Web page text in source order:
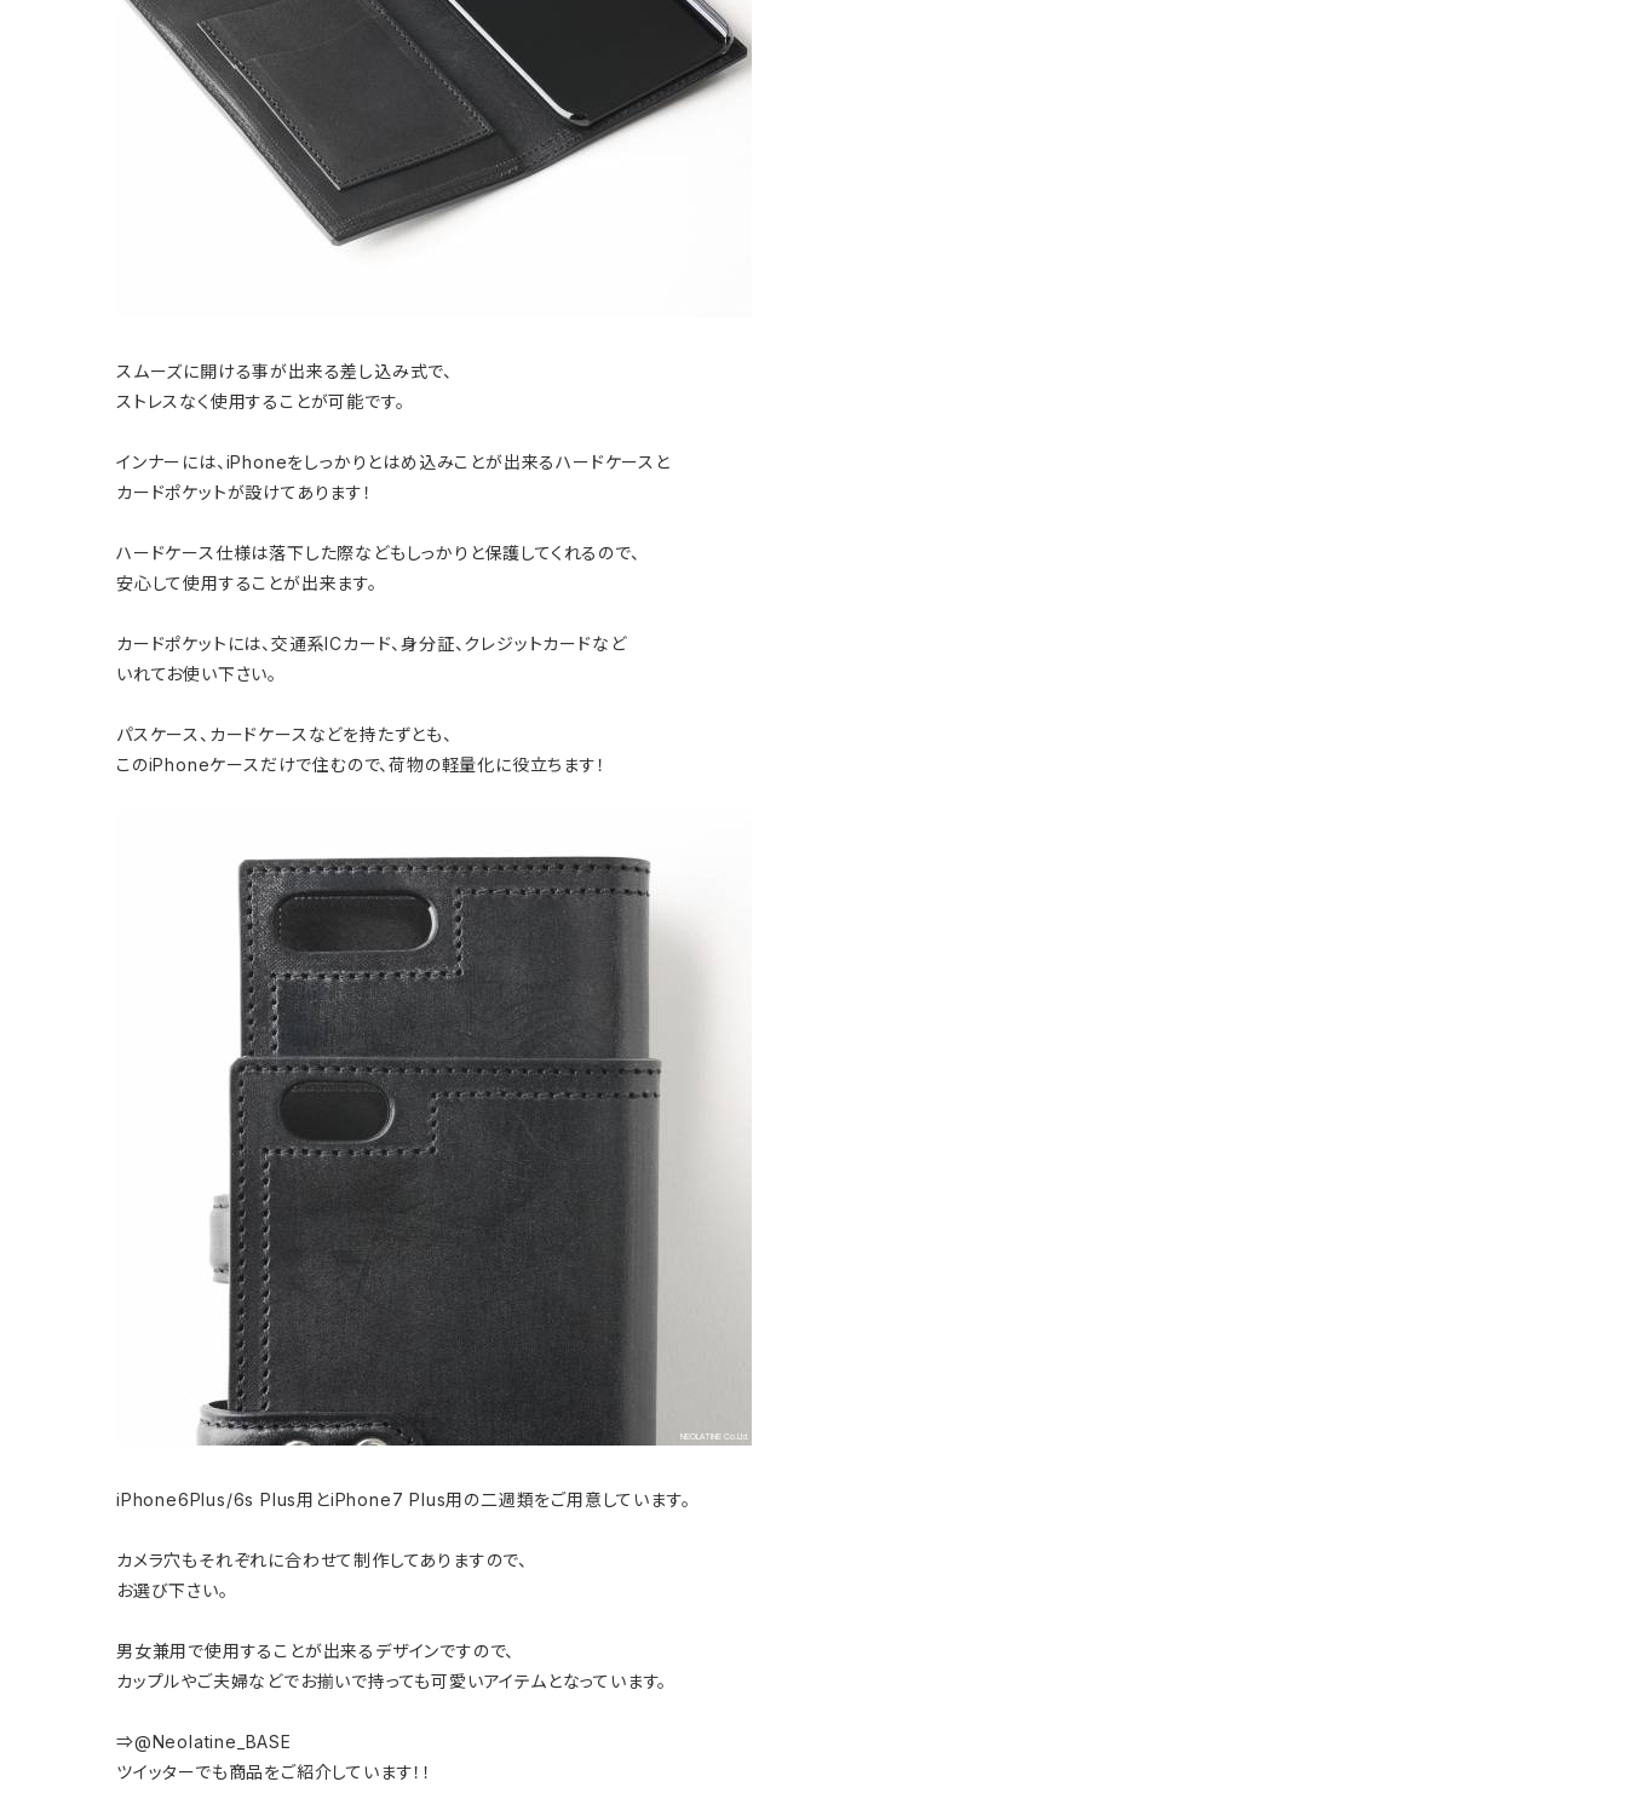
スムーズに開ける事が出来る差し込み式で、
ストレスなく使用することが可能です。
インナーには、iPhoneをしっかりとはめ込みことが出来るハードケースと
カードポケットが設けてあります！
ハードケース仕様は落下した際などもしっかりと保護してくれるので、
安心して使用することが出来ます。
カードポケットには、交通系ICカード、身分証、クレジットカードなど
いれてお使い下さい。
パスケース、カードケースなどを持たずとも、
このiPhoneケースだけで住むので、荷物の軽量化に役立ちます！
iPhone6Plus/6s Plus用とiPhone7 Plus用の二週類をご用意しています。
カメラ穴もそれぞれに合わせて制作してありますので、
お選び下さい。
男女兼用で使用することが出来るデザインですので、
カップルやご夫婦などでお揃いで持っても可愛いアイテムとなっています。
⇒@Neolatine_BASE
ツイッターでも商品をご紹介しています！！